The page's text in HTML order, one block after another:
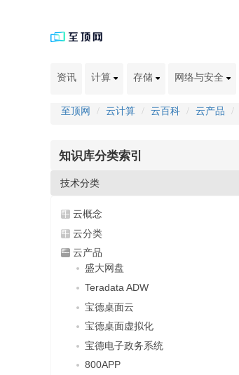
资讯 计算 存储 网络与安全
至顶网 云计算 云百科 云产品
知识库分类索引
技术分类
云概念
云分类
云产品
盛大网盘
Teradata ADW
宝德桌面云
宝德桌面虚拟化
宝德电子政务系统
800APP